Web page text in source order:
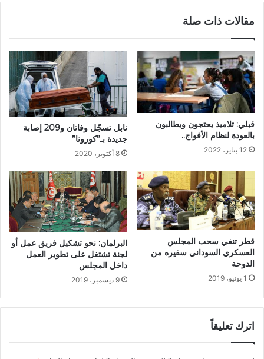
مقالات ذات صلة
قبلي: تلاميذ يحتجون ويطالبون
بالعودة لنظام الأفواج..
12 يناير، 2022
نابل تسجّل وفاتان و209 إصابة
جديدة بـ”كورونا”
8 أكتوبر، 2020
قطر تنفي سحب المجلس
العسكري السوداني سفيره من
الدوحة
1 يونيو، 2019
البرلمان: نحو تشكيل فريق عمل أو
لجنة تشتغل على تطوير العمل
داخل المجلس
9 ديسمبر، 2019
اترك تعليقاً